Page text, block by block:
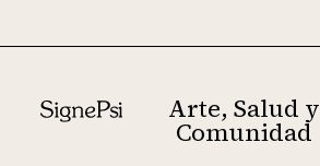
Arte, Salud y
Comunidad